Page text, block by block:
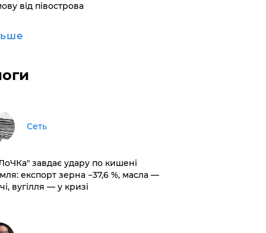
від півострова
Сеть
завдає удару по кишені
експорт зерна −37,6 %, масла —
вугілля — у кризі